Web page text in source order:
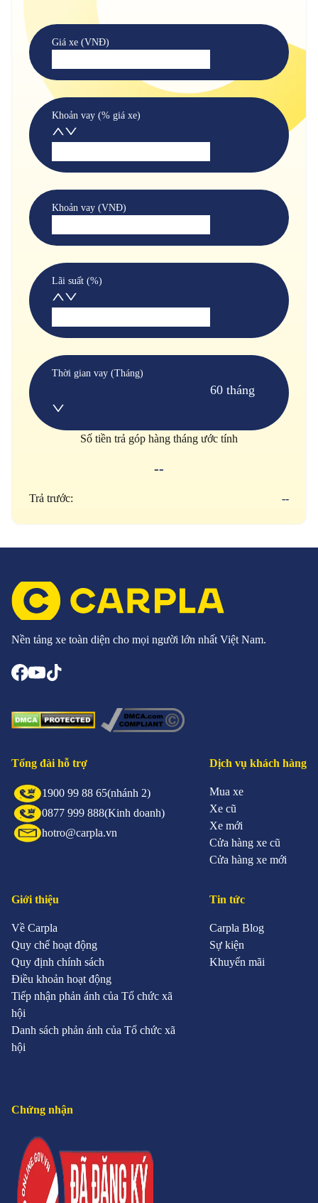
Giá xe (VNĐ)
Khoản vay (% giá xe)
Khoản vay (VNĐ)
Lãi suất (%)
Thời gian vay (Tháng)
60 tháng
Số tiền trả góp hàng tháng ước tính
--
Trả trước: --
Nền tảng xe toàn diện cho mọi người lớn nhất Việt Nam.
Tổng đài hỗ trợ
1900 99 88 65(nhánh 2)
0877 999 888(Kinh doanh)
hotro@carpla.vn
Dịch vụ khách hàng
Mua xe
Xe cũ
Xe mới
Cửa hàng xe cũ
Cửa hàng xe mới
Giới thiệu
Về Carpla
Quy chế hoạt động
Quy định chính sách
Điều khoản hoạt động
Tiếp nhận phản ánh của Tổ chức xã
hội
Danh sách phản ánh của Tổ chức xã
hội
Tin tức
Carpla Blog
Sự kiện
Khuyến mãi
Chứng nhận